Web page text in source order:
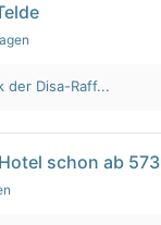
der Disa-Raff...
schon ab 573